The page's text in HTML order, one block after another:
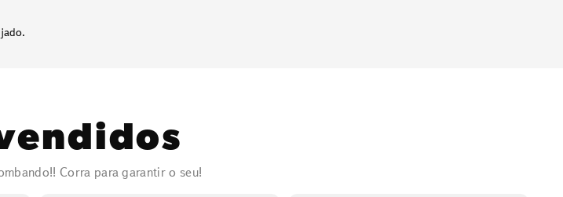
Corra para garantir o seu!